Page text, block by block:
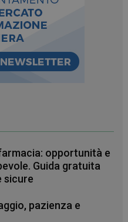
opportunità e
Guida gratuita
sicure
pazienza e